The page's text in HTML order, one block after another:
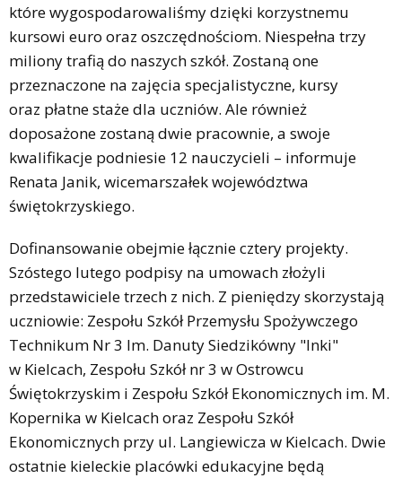
które wygospodarowaliśmy dzięki korzystnemu
kursowi euro oraz oszczędnościom. Niespełna trzy
miliony trafią do naszych szkół. Zostaną one
przeznaczone na zajęcia specjalistyczne, kursy
oraz płatne staże dla uczniów. Ale również
doposażone zostaną dwie pracownie, a swoje
kwalifikacje podniesie 12 nauczycieli – informuje
Renata Janik, wicemarszałek województwa
świętokrzyskiego.
Dofinansowanie obejmie łącznie cztery projekty.
Szóstego lutego podpisy na umowach złożyli
przedstawiciele trzech z nich. Z pieniędzy skorzystają
uczniowie: Zespołu Szkół Przemysłu Spożywczego
Technikum Nr 3 Im. Danuty Siedzikówny "Inki"
w Kielcach, Zespołu Szkół nr 3 w Ostrowcu
Świętokrzyskim i Zespołu Szkół Ekonomicznych im. M.
Kopernika w Kielcach oraz Zespołu Szkół
Ekonomicznych przy ul. Langiewicza w Kielcach. Dwie
ostatnie kieleckie placówki edukacyjne będą